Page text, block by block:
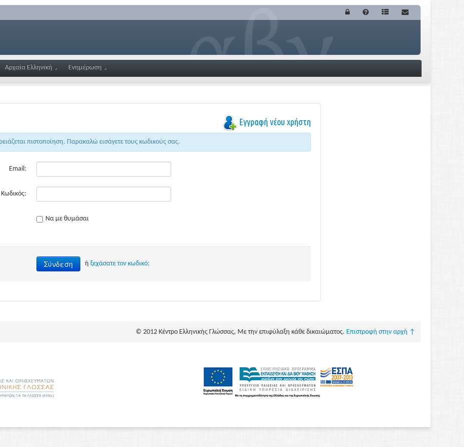
Αρχαία Ελληνική Ενημέρωση
Εγγραφή νέου χρήστη
πιστοποίηση. Παρακαλώ εισάγετε τους κωδικούς σας.
Email:
Κωδικός:
Να με θυμάσαι
Σύνδεση ή ξεχάσατε τον κωδικό;
© 2012 Κέντρο Ελληνικής Γλώσσας, Με την επιφύλαξη κάθε δικαιώματος. Επιστροφή στην αρχή ↑